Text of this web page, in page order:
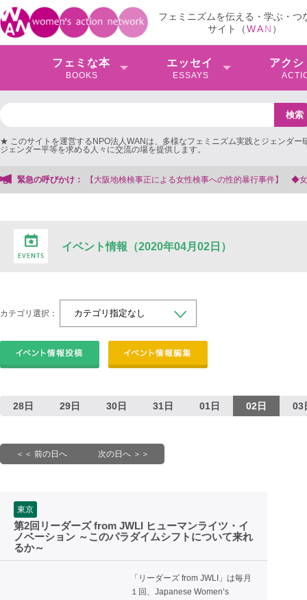
フェミニズムを伝える・学ぶ・つ
サイト（WAN ）
フェミな本
BOOKS
エッセイ
ESSAYS
アクシ
★ このサイトを運営するNPO法人WANは、多様なフェミニズム実践とジェンダー
ジェンダー平等を求める人々に交流の場を提供します。
緊急の呼びかけ：
検事正による女性検事への性的暴行事件】 ◆女性検事を支援する会事務局
イベント情報（2020年04月02日）
カテゴリ選択：
28日 29日 30日 31日 01日 02日 03
＜＜ 前の日へ 次の日へ ＞＞
東京
第2回リーダーズ from JWLl ヒューマンライツ・イ
ノベーション ～このパラダイムシフトについて来れ
るか～
「リーダーズ from JWLI」は毎月
１回、Japanese Women’s